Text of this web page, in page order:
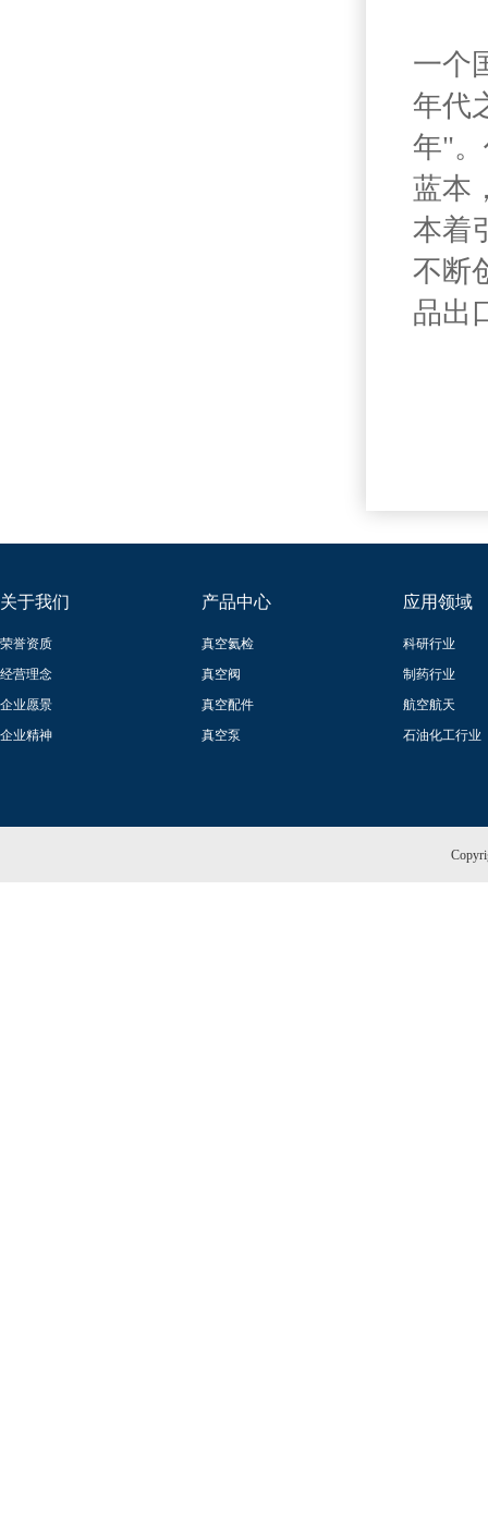
一个
年代
年"
蓝本
本着
不断
品出
关于我们
荣誉资质
经营理念
企业愿景
企业精神
产品中心
真空氦检
真空阀
真空配件
真空泵
应用领域
科研行业
制药行业
航空航天
石油化工行业